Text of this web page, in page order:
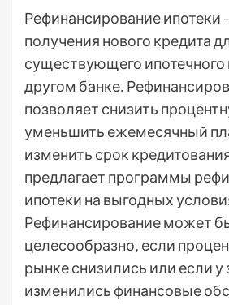
Рефинансирование ипотеки
получения нового кредита
существующего ипотечного
другом банке․
позволяет снизить
уменьшить ежемесячный
изменить срок
предлагает программы
ипотеки на выгодных
Рефинансирование может
целесообразно‚ если
рынке снизились или если
изменились финансовые